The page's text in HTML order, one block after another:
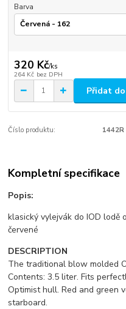
Barva
320 Kč/ks
264 Kč bez DPH
Přidat
Číslo produktu: 1442R
Kompletní specifikace
Popis:
klasický vylejvák do IOD lodě
červené
DESCRIPTION
The traditional blow molded
Contents: 3.5 liter. Fits
Optimist hull. Red and green
starboard.